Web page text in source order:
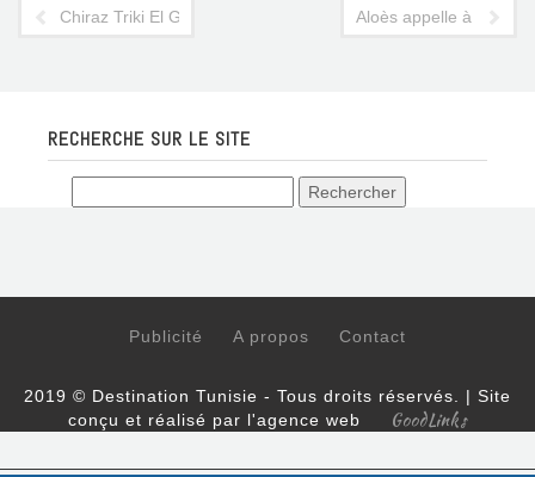
Chiraz Triki El Ghoul: honneur à l’illustre pâtissière
Aloès appelle à la
RECHERCHE SUR LE SITE
Publicité A propos Contact
2019 © Destination Tunisie - Tous droits réservés. | Site
conçu et réalisé par l'agence web
GoodLinks